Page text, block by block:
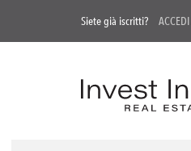
Siete già iscritti? ACCEDI